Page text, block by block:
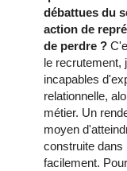
débattues du
action de
de perdre ?
le recrutement,
incapables
relationnelle,
métier. Un
moyen
construite dans
facilement.